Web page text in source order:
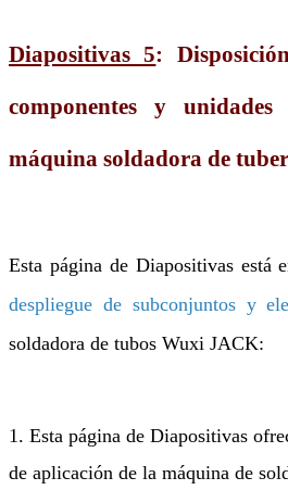
Diapositivas 5:
componentes y
máquina soldadora de
Esta página de Diapositivas está
despliegue de subconjuntos y
soldadora de tubos Wuxi JACK:
1. Esta página de Diapositivas
de aplicación de la máquina de